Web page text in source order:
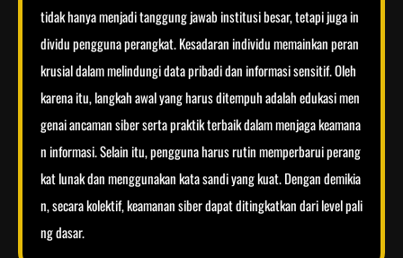
tidak hanya menjadi tanggung jawab institusi besar, tetapi juga in
dividu pengguna perangkat. Kesadaran individu memainkan peran
krusial dalam melindungi data pribadi dan informasi sensitif. Oleh
karena itu, langkah awal yang harus ditempuh adalah edukasi men
genai ancaman siber serta praktik terbaik dalam menjaga keamana
n informasi. Selain itu, pengguna harus rutin memperbarui perang
kat lunak dan menggunakan kata sandi yang kuat. Dengan demikia
n, secara kolektif, keamanan siber dapat ditingkatkan dari level pali
ng dasar.